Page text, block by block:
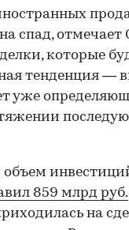
спад,
которые
тенденция —
уже
859 млрд руб.
на